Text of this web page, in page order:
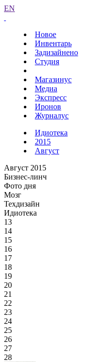
EN
Новое
Инвентарь
Задизайнено
Студия
Магазинус
Медиа
Экспресс
Иронов
Журналус
Идиотека
2015
Август
Август 2015
Бизнес-линч
Фото дня
Мозг
Техдизайн
Идиотека
13
14
15
16
17
18
19
20
21
22
23
24
25
26
27
28